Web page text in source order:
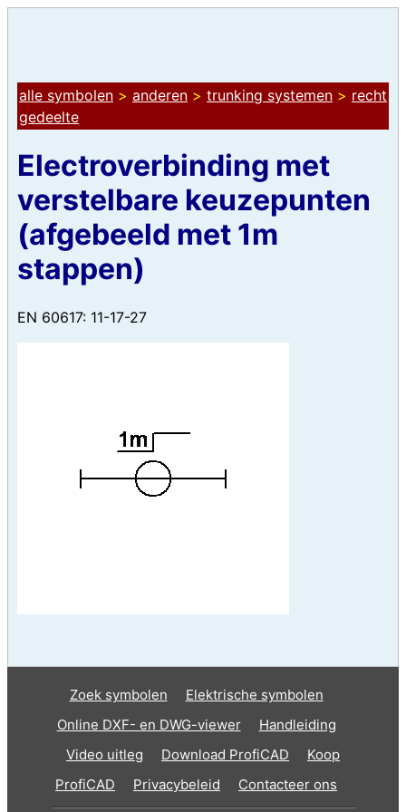
alle symbolen > anderen > trunking systemen > recht
gedeelte
Electroverbinding met
verstelbare keuzepunten
(afgebeeld met 1m
stappen)
EN 60617: 11-17-27
Zoek symbolen
Elektrische symbolen
Online DXF- en DWG-viewer
Handleiding
Video uitleg
Download ProfiCAD
Koop
ProfiCAD
Privacybeleid Contacteer ons